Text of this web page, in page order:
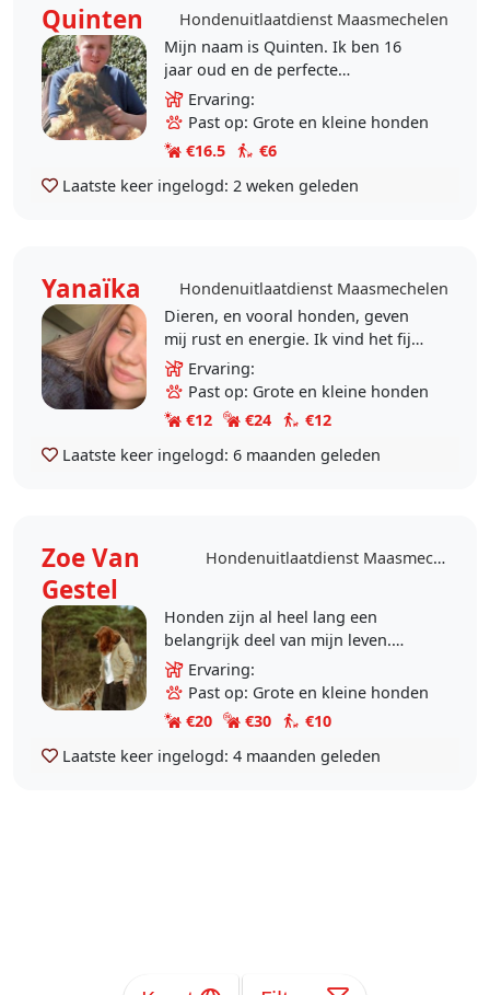
Quinten
Hondenuitlaatdienst Maasmechelen
Mijn naam is Quinten. Ik ben 16
jaar oud en de perfecte
hondensitter in Maasmechelen. Ik
heb veel ervaring met honden: mijn
opa heeft zelf een hond,..
Ervaring:
Past op: Grote en kleine honden
€16.5
€6
Laatste keer ingelogd: 2 weken geleden
Yanaïka
Hondenuitlaatdienst Maasmechelen
Dieren, en vooral honden, geven
mij rust en energie. Ik vind het fijn
om met hen bezig te zijn, te
wandelen en voor hen te zorgen
wanneer hun baasje..
Ervaring:
Past op: Grote en kleine honden
€12
€24
€12
Laatste keer ingelogd: 6 maanden geleden
Zoe Van
Gestel
Hondenuitlaatdienst Maasmechelen
Honden zijn al heel lang een
belangrijk deel van mijn leven.
Sinds mijn 11de ga ik al naar de
hondenschool en heb ik met al
mijn drie honden training..
Ervaring:
Past op: Grote en kleine honden
€20
€30
€10
Laatste keer ingelogd: 4 maanden geleden